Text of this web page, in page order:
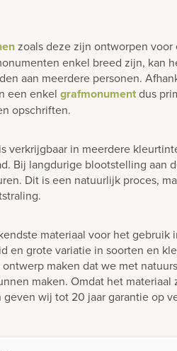
zoals deze zijn ontworpen voor
enkel breed zijn, kan
aan meerdere personen.
een enkel grafmonumentdus
opschriften.
verkrijgbaar in meerdere
Bij langdurige blootstelling aan
Dit is een natuurlijk proces,
materiaal voor het gebruik
en grote variatie in soorten en
maken dat we met
maken. Omdat het materiaal
wij tot 20 jaar garantie op